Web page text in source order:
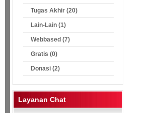
Tugas Akhir (20)
Lain-Lain (1)
Webbased (7)
Gratis (0)
Donasi (2)
Layanan Chat